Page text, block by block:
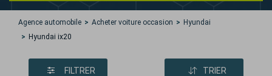
Agence automobile Acheter voiture occasion
Hyundai
Hyundai ix20
FILTRER TRIER